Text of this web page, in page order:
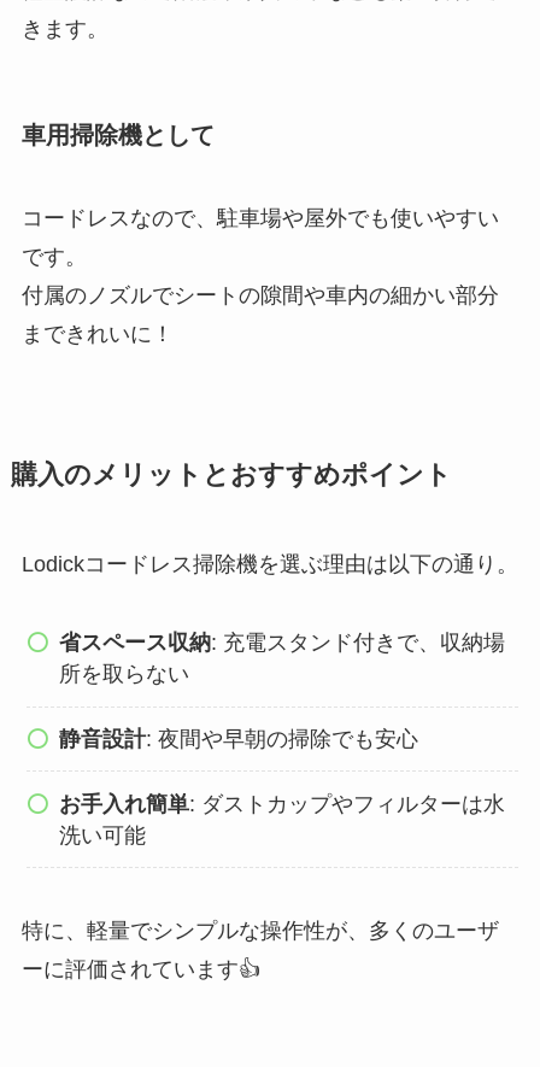
きます。
車用掃除機として
コードレスなので、駐車場や屋外でも使いやすい
です。
付属のノズルでシートの隙間や車内の細かい部分
まできれいに！
購入のメリットとおすすめポイント
Lodickコードレス掃除機を選ぶ理由は以下の通り。
省スペース収納: 充電スタンド付きで、収納場
所を取らない
静音設計: 夜間や早朝の掃除でも安心
お手入れ簡単: ダストカップやフィルターは水
洗い可能
特に、軽量でシンプルな操作性が、多くのユーザ
ーに評価されています👍